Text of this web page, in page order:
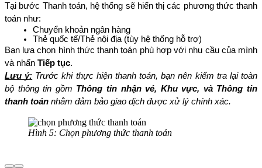
Tại bước Thanh toán, hệ thống sẽ hiển thị các phương thức thanh
toán như:
Chuyển khoản ngân hàng
Thẻ quốc tế/Thẻ nội địa (tùy hệ thống hỗ trợ)
Bạn lựa chọn hình thức thanh toán phù hợp với nhu cầu của mình
và nhấn Tiếp tục.
Lưu ý: Trước khi thực hiện thanh toán, bạn nên kiểm tra lại toàn
bộ thông tin gồm Thông tin nhận vé, Khu vực, và Thông tin
thanh toán nhằm đảm bảo giao dịch được xử lý chính xác.
Hình 5: Chọn phương thức thanh toán